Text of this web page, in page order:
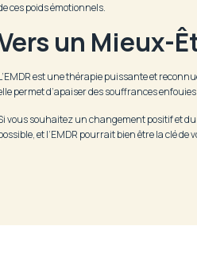
ces poids émotionnels.
un Mieux-
est une thérapie puissante et
permet d’apaiser des souffrances
vous souhaitez un changement positif et
et l’EMDR pourrait bien être la clé